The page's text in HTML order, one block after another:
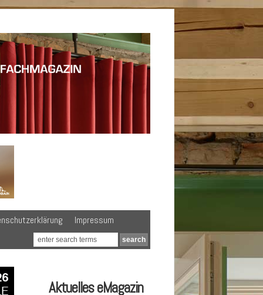
Impressum
Aktuelles eMagazin